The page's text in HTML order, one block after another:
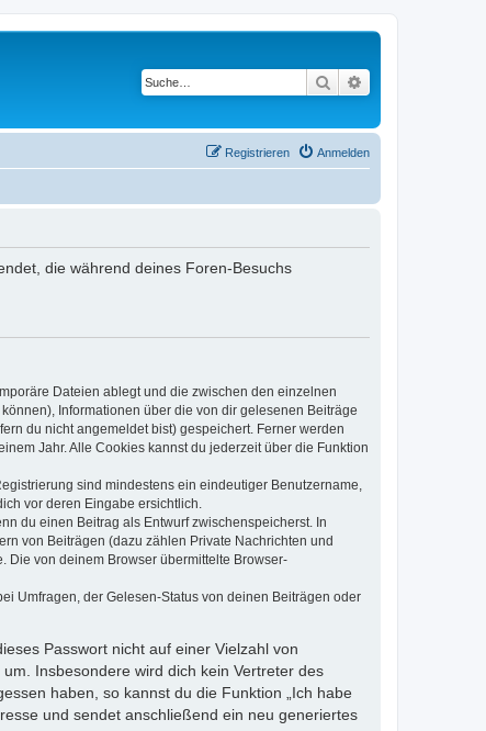
Suche
Anmelden
Registrieren
die während deines Foren-Besuchs
Dateien ablegt und die zwischen den einzelnen
Informationen über die von dir gelesenen Beiträge
du nicht angemeldet bist) gespeichert. Ferner werden
Jahr. Alle Cookies kannst du jederzeit über die Funktion
sind mindestens ein eindeutiger Benutzername,
vor deren Eingabe ersichtlich.
du einen Beitrag als Entwurf zwischenspeicherst. In
von Beiträgen (dazu zählen Private Nachrichten und
Die von deinem Browser übermittelte Browser-
Umfragen, der Gelesen-Status von deinen Beiträgen oder
Passwort nicht auf einer Vielzahl von
Insbesondere wird dich kein Vertreter des
haben, so kannst du die Funktion „Ich habe
und sendet anschließend ein neu generiertes